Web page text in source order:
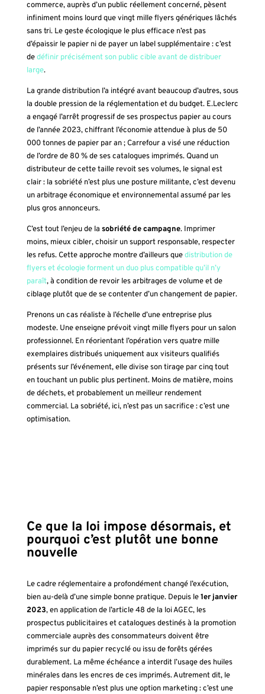
commerce, auprès d’un public réellement concerné, pèsent
infiniment moins lourd que vingt mille flyers génériques lâchés
sans tri. Le geste écologique le plus efficace n’est pas
d’épaissir le papier ni de payer un label supplémentaire : c’est
de définir précisément son public cible avant de distribuer
large.
La grande distribution l’a intégré avant beaucoup d’autres, sous
la double pression de la réglementation et du budget. E.Leclerc
a engagé l’arrêt progressif de ses prospectus papier au cours
de l’année 2023, chiffrant l’économie attendue à plus de 50
000 tonnes de papier par an ; Carrefour a visé une réduction
de l’ordre de 80 % de ses catalogues imprimés. Quand un
distributeur de cette taille revoit ses volumes, le signal est
clair : la sobriété n’est plus une posture militante, c’est devenu
un arbitrage économique et environnemental assumé par les
plus gros annonceurs.
C’est tout l’enjeu de la sobriété de campagne. Imprimer
moins, mieux cibler, choisir un support responsable, respecter
les refus. Cette approche montre d’ailleurs que distribution de
flyers et écologie forment un duo plus compatible qu’il n’y
paraît, à condition de revoir les arbitrages de volume et de
ciblage plutôt que de se contenter d’un changement de papier.
Prenons un cas réaliste à l’échelle d’une entreprise plus
modeste. Une enseigne prévoit vingt mille flyers pour un salon
professionnel. En réorientant l’opération vers quatre mille
exemplaires distribués uniquement aux visiteurs qualifiés
présents sur l’événement, elle divise son tirage par cinq tout
en touchant un public plus pertinent. Moins de matière, moins
de déchets, et probablement un meilleur rendement
commercial. La sobriété, ici, n’est pas un sacrifice : c’est une
optimisation.
Ce que la loi impose désormais, et
pourquoi c’est plutôt une bonne
nouvelle
Le cadre réglementaire a profondément changé l’exécution,
bien au-delà d’une simple bonne pratique. Depuis le1er janvier
2023, en application de l’article 48 de la loi AGEC, les
prospectus publicitaires et catalogues destinés à la promotion
commerciale auprès des consommateurs doivent être
imprimés sur du papier recyclé ou issu de forêts gérées
durablement. La même échéance a interdit l’usage des huiles
minérales dans les encres de ces imprimés. Autrement dit, le
papier responsable n’est plus une option marketing : c’est une